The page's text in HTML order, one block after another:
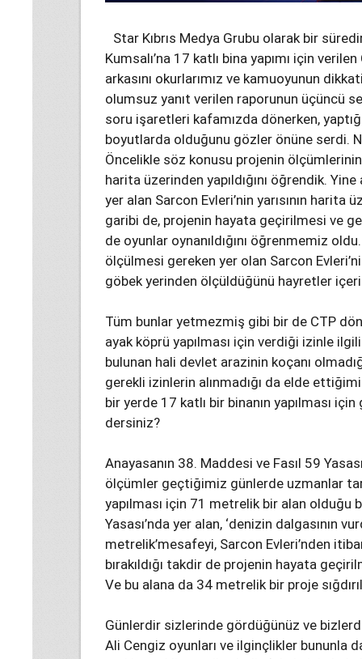
Star Kıbrıs Medya Grubu olarak bir
Kumsalı’na 17 katlı bina yapımı için
arkasını okurlarımız ve kamuoyunun
olumsuz yanıt verilen raporunun üçüncü
soru işaretleri kafamızda dönerken,
boyutlarda olduğunu gözler önüne serdi.
Öncelikle söz konusu projenin
harita üzerinden yapıldığını öğrendik.
yer alan Sarcon Evleri’nin yarısının
garibi de, projenin hayata geçirilmesi ve
de oyunlar oynanıldığını öğrenmemiz
ölçülmesi gereken yer olan Sarcon
göbek yerinden ölçüldüğünü hayretler
Tüm bunlar yetmezmiş gibi bir de CTP
ayak köprü yapılması için verdiği izinle
bulunan hali devlet arazinin koçanı
gerekli izinlerin alınmadığı da elde
bir yerde 17 katlı bir binanın yapılması
dersiniz?
Anayasanın 38. Maddesi ve Fasıl 59
ölçümler geçtiğimiz günlerde uzmanlar
yapılması için 71 metrelik bir alan olduğu
Yasası’nda yer alan, ‘denizin dalgasının
metrelik’mesafeyi, Sarcon Evleri’nden
bırakıldığı takdir de projenin hayata
Ve bu alana da 34 metrelik bir proje
Günlerdir sizlerinde gördüğünüz ve
Ali Cengiz oyunları ve ilginçlikler bununla